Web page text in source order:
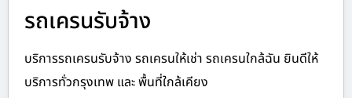
รถเครนรับจ้าง
บริการรถเครนรับจ้าง รถเครนให้เช่า รถเครนใกล้ฉัน ยินดีให้
บริการทั่วกรุงเทพ และ พื้นที่ใกล้เคียง